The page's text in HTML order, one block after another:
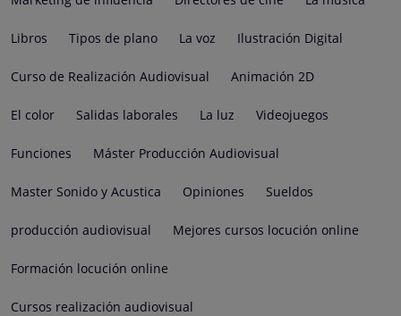
Libros Tipos de plano La voz Ilustración Digital
Curso de Realización Audiovisual Animación 2D
El color Salidas laborales La luz Videojuegos
Funciones Máster Producción Audiovisual
Master Sonido y Acustica Opiniones Sueldos
producción audiovisual Mejores cursos locución online
Formación locución online
Cursos realización audiovisual